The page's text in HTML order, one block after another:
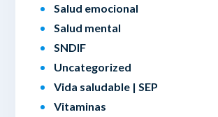
Salud emocional
Salud mental
SNDIF
Uncategorized
Vida saludable | SEP
Vitaminas